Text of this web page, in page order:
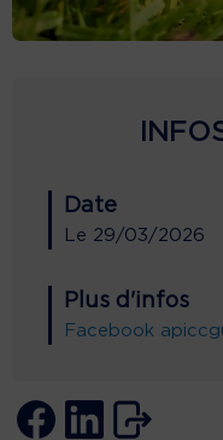
Date
Le 29/03/2026
Plus d'infos
Facebook